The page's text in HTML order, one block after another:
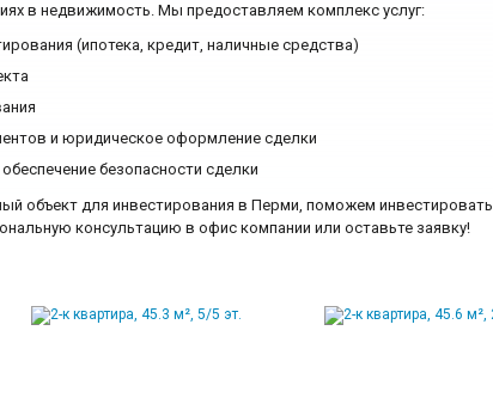
в недвижимость. Мы предоставляем комплекс услуг:
(ипотека, кредит, наличные средства)
и юридическое оформление сделки
безопасности сделки
объект для инвестирования в Перми, поможем инвестировать
консультацию в офис компании или оставьте заявку!